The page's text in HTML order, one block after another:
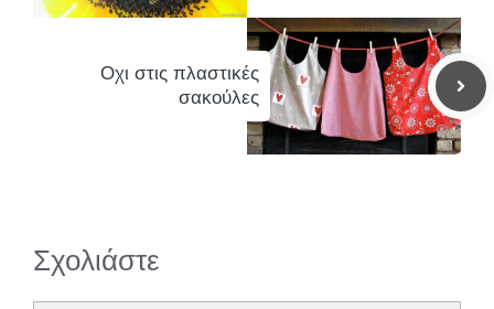
Οχι στις πλαστικές
σακούλες
Σχολιάστε